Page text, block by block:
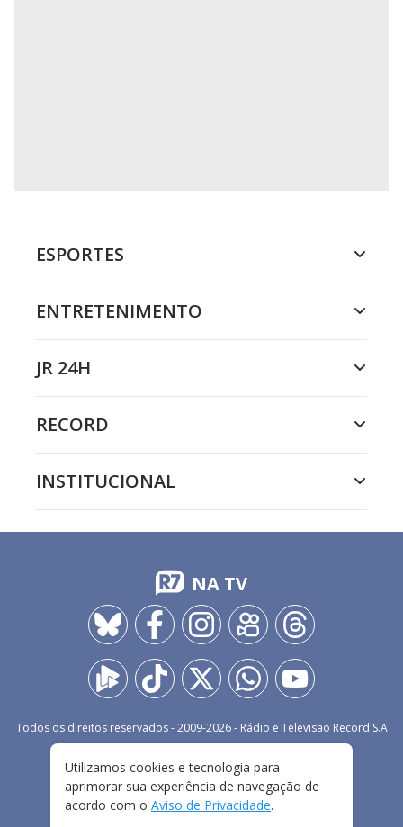
ESPORTES
ENTRETENIMENTO
JR 24H
RECORD
INSTITUCIONAL
NA TV
Todos os direitos reservados - 2009-2026- Rádio e Televisão Record S.A
FALE CONOSCO
PRIVACIDADE
TERMOS E CONDIÇÕES DE USO
Utilizamos cookies e tecnologia para
aprimorar sua experiência de navegação de
acordo com o Aviso de Privacidade.